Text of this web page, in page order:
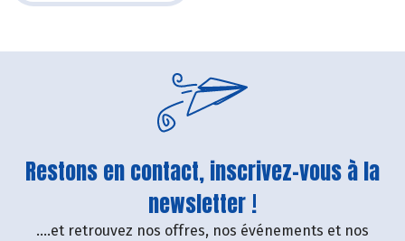
Restons en contact, inscrivez-vous à la
newsletter !
....et retrouvez nos offres, nos événements et nos